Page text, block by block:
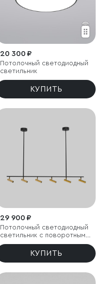
20 300 ₽
Потолочный светодиодный
светильник
КУПИТЬ
29 900 ₽
Потолочный светодиодный
светильник с поворотным
механизмом
КУПИТЬ